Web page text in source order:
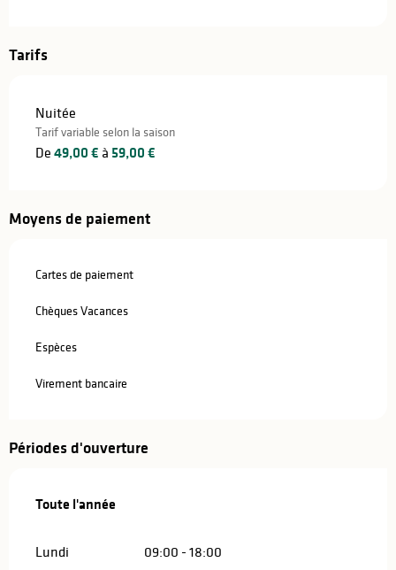
Tarifs
Nuitée
Tarif variable selon la saison
De 49,00 € à 59,00 €
Moyens de paiement
Cartes de paiement
Chèques Vacances
Espèces
Virement bancaire
Périodes d'ouverture
Toute l'année
Toute l'année
Lundi 09:00 - 18:00